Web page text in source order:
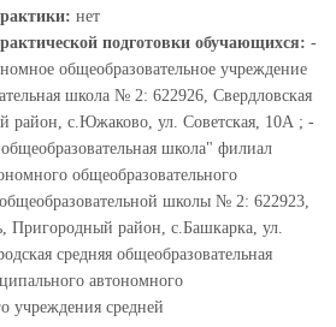
нет
подготовки обучающихся: -
общеобразовательное учреждение
школа № 2: 622926, Свердловская
район, с.Южаково, ул. Советская, 10А ; -
школа" филиал
общеобразовательного
школы № 2: 622923,
Пригородный район, с.Башкарка, ул.
средняя общеобразовательная
автономного
учреждения средней